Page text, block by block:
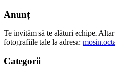
Anunț
Te invităm să te alături echipei
fotografiile tale la adresa:
Categorii